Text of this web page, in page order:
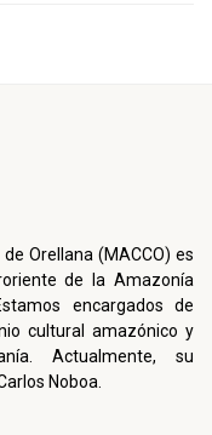
Orellana (MACCO) es
de la Amazonía
encargados de
cultural amazónico y
Actualmente, su
Noboa.